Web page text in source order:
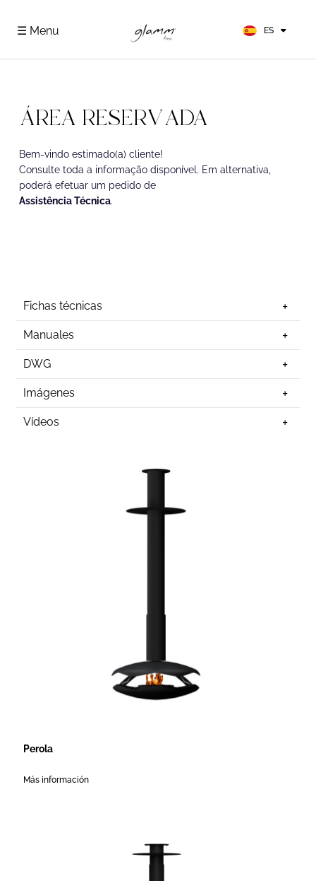
☰ Menu ES
DE
ÁREA RESERVADA
Bem-vindo estimado(a) cliente!
Consulte toda a informação disponível. Em alternativa,
poderá efetuar um pedido de
Assistência Técnica.
Fichas técnicas
Manuales
DWG
Imágenes
Vídeos
Perola
Más información